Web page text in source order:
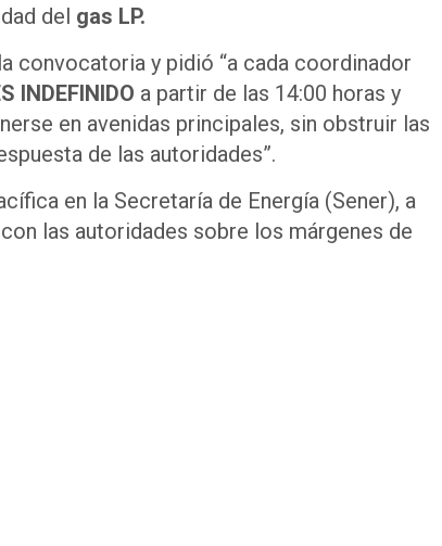
del gas LP.
convocatoria y pidió “a cada coordinador
INDEFINIDO a partir de las 14:00 horas y
en avenidas principales, sin obstruir las
de las autoridades”.
en la Secretaría de Energía (Sener), a
las autoridades sobre los márgenes de